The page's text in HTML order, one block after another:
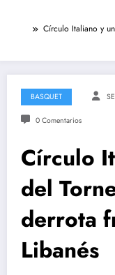
Círculo Italiano y
BASQUET
0 Comentarios
Círculo
del
derrota
Libanés